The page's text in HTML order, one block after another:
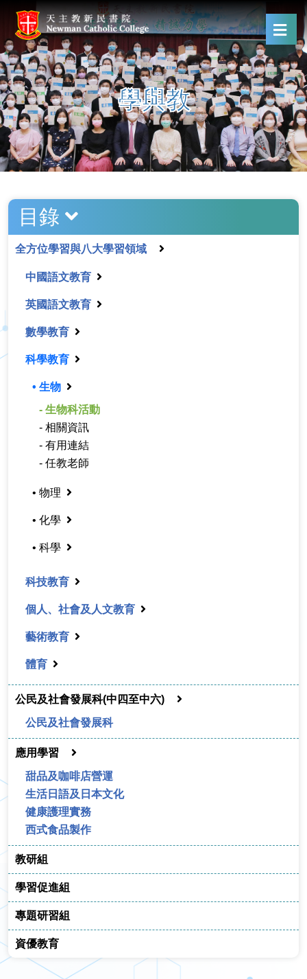
學與教
目錄
全方位學習與八大學習領域
中國語文教育
英國語文教育
數學教育
科學教育
• 生物
- 生物科活動
- 相關資訊
- 有用連結
- 任教老師
• 物理
• 化學
• 科學
科技教育
個人、社會及人文教育
藝術教育
體育
公民及社會發展科(中四至中六)
公民及社會發展科
應用學習
甜品及咖啡店營運
生活日語及日本文化
健康護理實務
西式食品製作
教研組
學習促進組
專題研習組
資優教育